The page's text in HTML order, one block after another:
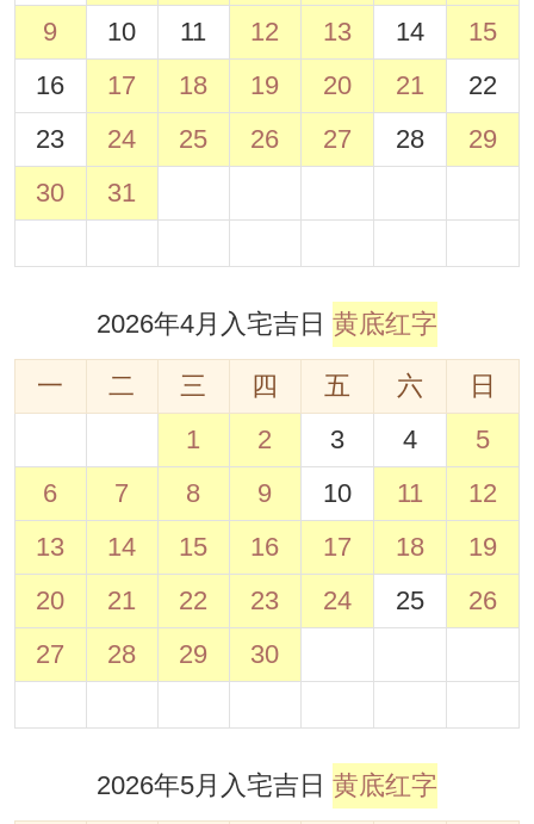
9
10 11 12 13 14
15
16
17 18 19 20 21
22
23
24 25 26 27 28
29
30
31
2026年4月入宅吉日 黄底红字
一 二 三 四 五 六
日
1
2 3 4
5
6
7 8 9 10 11
12
13
14 15 16 17 18
19
20
21 22 23 24 25
26
27
28 29 30
2026年5月入宅吉日 黄底红字